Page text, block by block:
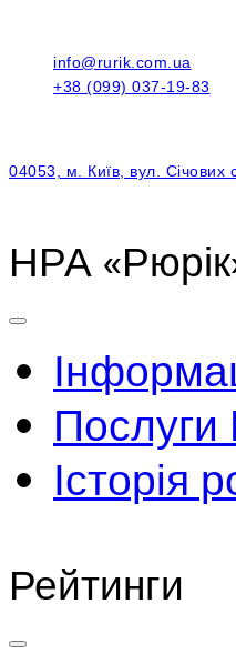
info@rurik.com.ua
+38 (099) 037-19-83
04053, м. Київ, вул. Січових
НРА
Послуги
Історія
Рейтинги